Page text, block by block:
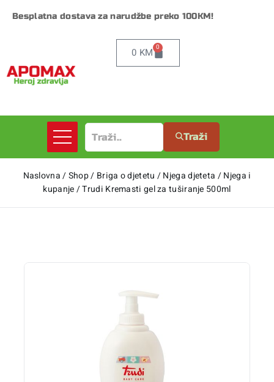
Besplatna dostava za narudžbe preko 100KM!
0 KM 0
Traži
Naslovna /Shop/ Briga o djetetu /Njega djeteta /Njega i
kupanje/Trudi Kremasti gel za tuširanje 500ml